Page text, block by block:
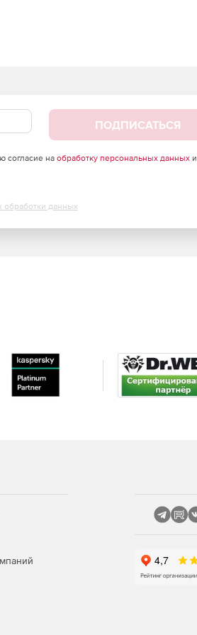
ПОДПИСАТЬСЯ
согласие на обработку персональных данныхи
обработки данных